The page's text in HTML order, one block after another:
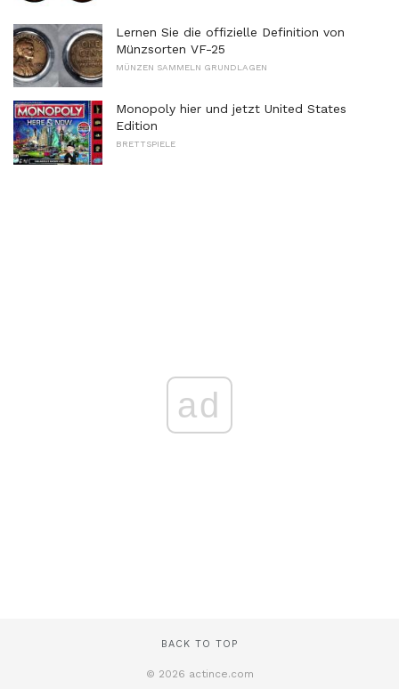
Lernen Sie die offizielle Definition von
Münzsorten VF-25
MÜNZEN SAMMELN GRUNDLAGEN
Monopoly hier und jetzt United States
Edition
BRETTSPIELE
ad
BACK TO TOP
© 2026 actince.com